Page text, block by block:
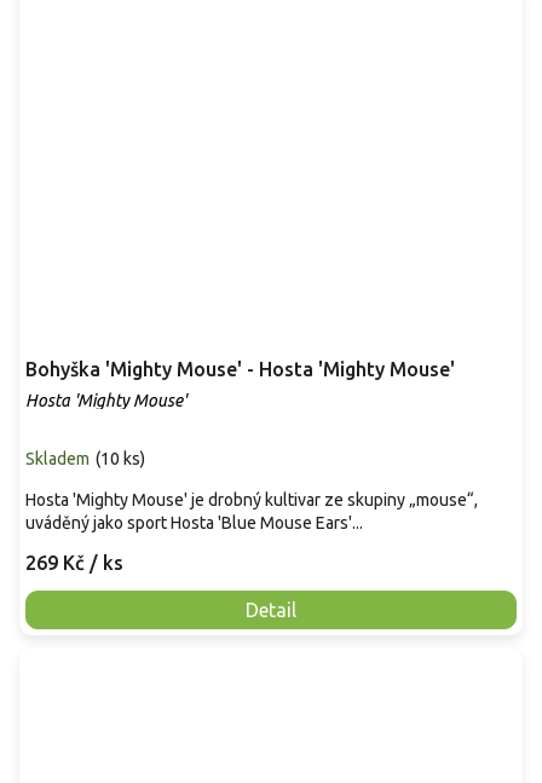
Bohyška 'Mighty Mouse' - Hosta 'Mighty Mouse'
Hosta 'Mighty Mouse'
Skladem (10 ks)
269 Kč / ks
Detail
Hosta 'Mighty Mouse' je drobný kultivar ze skupiny „mouse“,
uváděný jako sport Hosta 'Blue Mouse Ears'...